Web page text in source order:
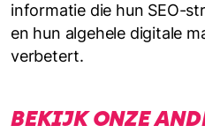
informatie die hun SEO-
en hun algehele digitale
verbetert.
BEKIJK ONZE